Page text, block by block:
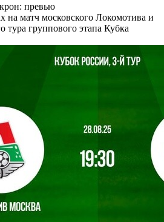
превью
на матч московского Локомотива и
тура группового этапа Кубка